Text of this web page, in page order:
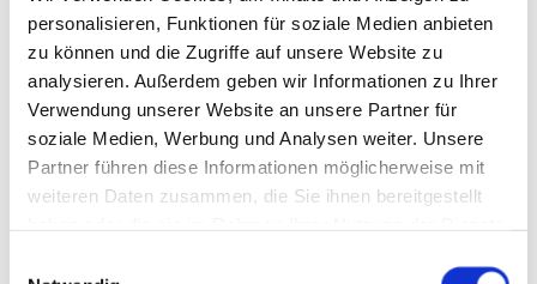
personalisieren, Funktionen für soziale Medien anbieten
zu können und die Zugriffe auf unsere Website zu
analysieren. Außerdem geben wir Informationen zu Ihrer
Verwendung unserer Website an unsere Partner für
soziale Medien, Werbung und Analysen weiter. Unsere
Partner führen diese Informationen möglicherweise mit
weiteren Daten zusammen, die Sie ihnen bereitgestellt
Der Zweck der Verwendung technisch notwendiger
Cookies ist, die Nutzung von Websites für die Nutzer zu
vereinfachen. Einige Funktionen unserer Webseite
können ohne den Einsatz von Cookies nicht angeboten
werden. Für diese ist es erforderlich, dass der Browser
auch nach einem Seitenwechsel wiedererkannt wird.
Die durch technisch notwendige Cookies erhobenen
Die Verwendung der Analyse-Cookies erfolgt zu dem